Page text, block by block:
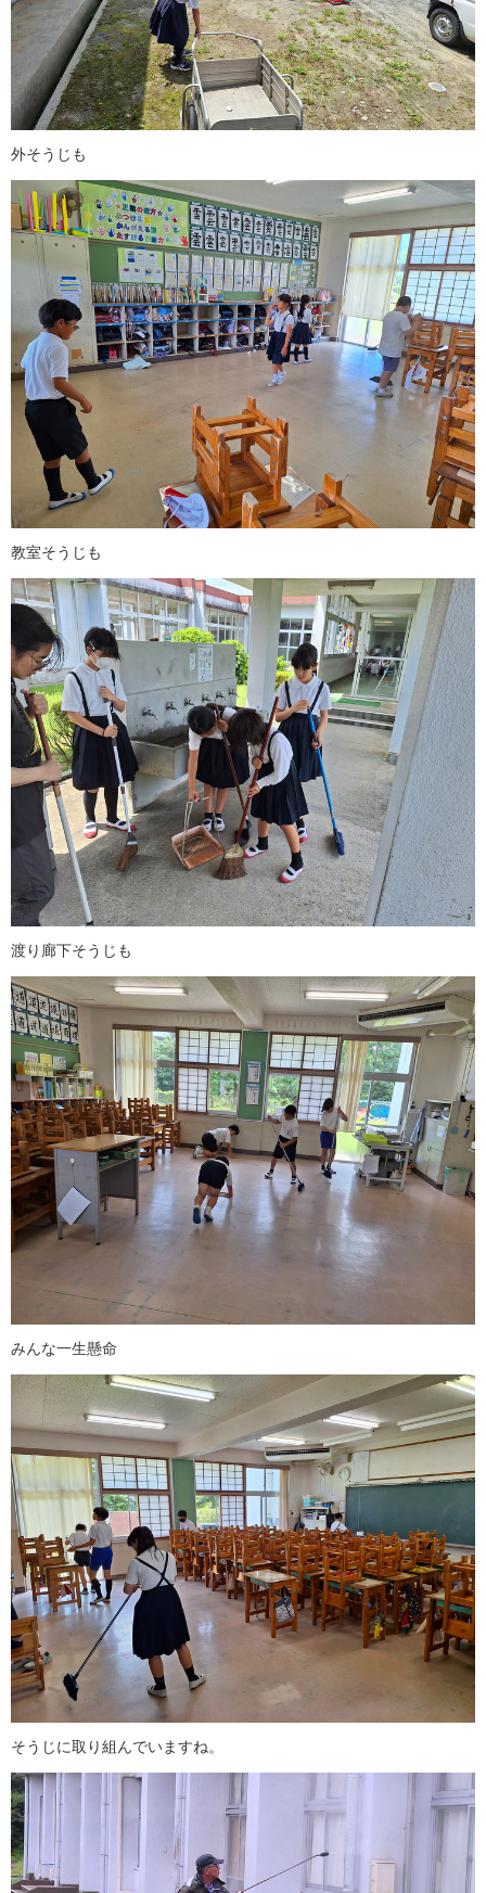
外そうじも
教室そうじも
渡り廊下そうじも
みんな一生懸命
そうじに取り組んでいますね。